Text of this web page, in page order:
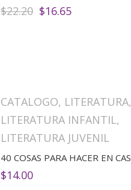
$22.20 El
$16.65El
CATALOGO, LITERATURA,
LITERATURA INFANTIL,
LITERATURA JUVENIL
$14.00